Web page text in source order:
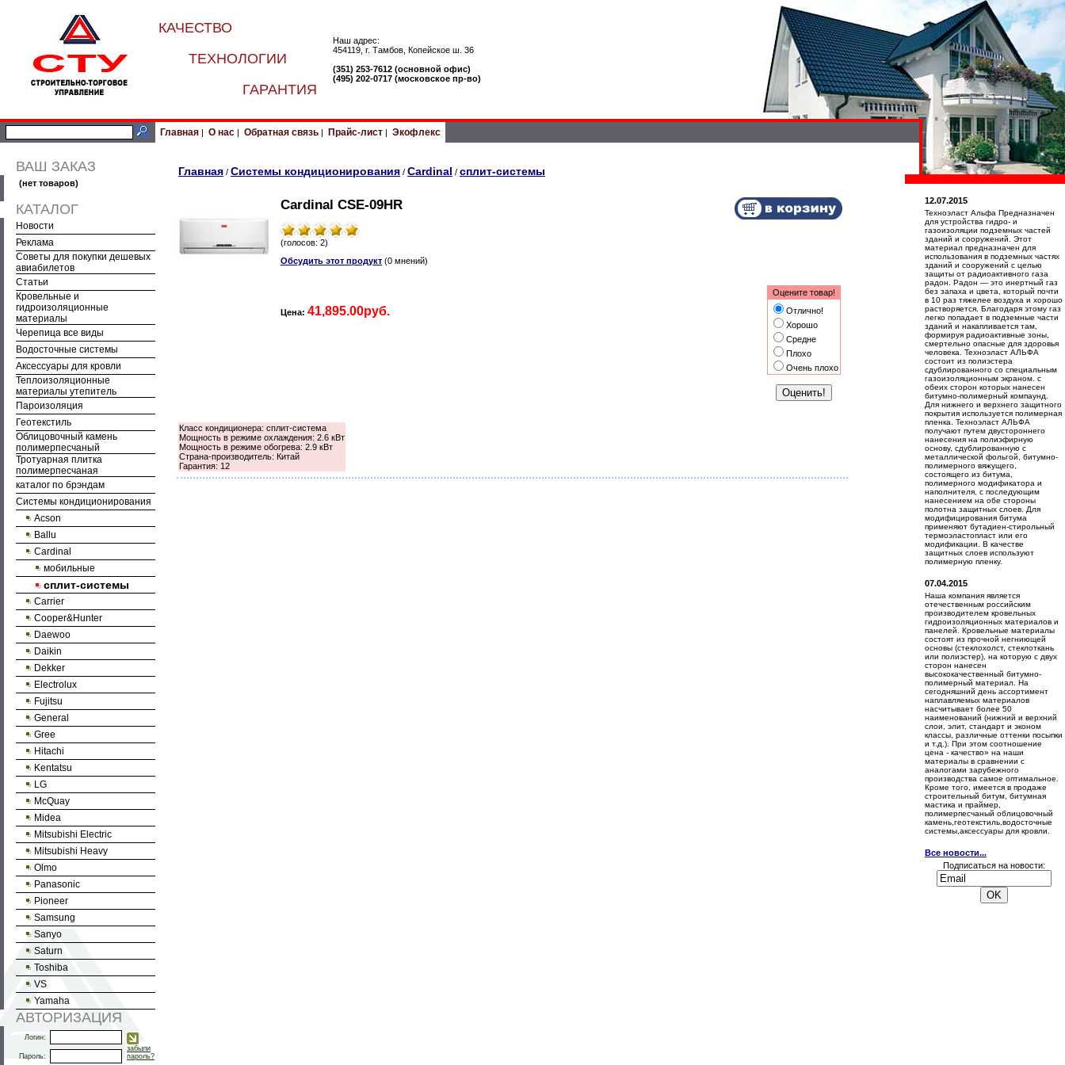
КАЧЕСТВО
ТЕХНОЛОГИИ
ГАРАНТИЯ
Наш адрес:
454119, г. Тамбов, Копейское ш. 36
(351) 253-7612 (основной офис)
(495) 202-0717 (московское пр-во)
Главная | О нас | Обратная связь | Прайс-лист | Экофлекс
ВАШ ЗАКАЗ
(нет товаров)
КАТАЛОГ
Новости
Реклама
Советы для покупки дешевых
авиабилетов
Статьи
Кровельные и
гидроизоляционные
материалы
Черепица все виды
Водосточные системы
Аксессуары для кровли
Теплоизоляционные
материалы утепитель
Пароизоляция
Геотекстиль
Облицовочный камень
полимерпесчаный
Тротуарная плитка
полимерпесчаная
каталог по брэндам
Системы кондиционирования
Acson
Ballu
Cardinal
мобильные
сплит-системы
Carrier
Cooper&Hunter
Daewoo
Daikin
Dekker
Electrolux
Fujitsu
General
Gree
Hitachi
Kentatsu
LG
McQuay
Midea
Mitsubishi Electric
Mitsubishi Heavy
Olmo
Panasonic
Pioneer
Samsung
Sanyo
Saturn
Toshiba
VS
Yamaha
АВТОРИЗАЦИЯ
Логин:
Пароль:
забыли
пароль?
Главная / Системы кондиционирования / Cardinal / сплит-системы
Cardinal CSE-09HR
(голосов: 2)
Обсудить этот продукт (0 мнений)
Цена: 41,895.00руб.
Оцените товар!
Отлично!
Хорошо
Средне
Плохо
Очень плохо
Класс кондиционера: сплит-система
Мощность в режиме охлаждения: 2.6 кВт
Мощность в режиме обогрева: 2.9 кВт
Страна-производитель: Китай
Гарантия: 12
12.07.2015
Техноэласт Альфа Предназначен
для устройства гидро- и
газоизоляции подземных частей
зданий и сооружений. Этот
материал предназначен для
использования в подземных частях
зданий и сооружений с целью
защиты от радиоактивного газа
радон. Радон — это инертный газ
без запаха и цвета, который почти
в 10 раз тяжелее воздуха и хорошо
растворяется. Благодаря этому газ
легко попадает в подземные части
зданий и накапливается там,
формируя радиоактивные зоны,
смертельно опасные для здоровья
человека. Техноэласт АЛЬФА
состоит из полиэстера
сдублированного со специальным
газоизоляционным экраном. с
обеих сторон которых нанесен
битумно-полимерный компаунд.
Для нижнего и верхнего защитного
покрытия используется полимерная
пленка. Техноэласт АЛЬФА
получают путем двустороннего
нанесения на полиэфирную
основу, сдублированную с
металлической фольгой, битумно-
полимерного вяжущего,
состоящего из битума,
полимерного модификатора и
наполнителя, с последующим
нанесением на обе стороны
полотна защитных слоев. Для
модифицирования битума
применяют бутадиен-стирольный
термоэластопласт или его
модификации. В качестве
защитных слоев используют
полимерную пленку.
07.04.2015
Наша компания является
отечественным российским
производителем кровельных
гидроизоляционных материалов и
панелей. Кровельные материалы
состоят из прочной негниющей
основы (стеклохолст, стеклоткань
или полиэстер), на которую с двух
сторон нанесен
высококачественный битумно-
полимерный материал. На
сегодняшний день ассортимент
наплавляемых материалов
насчитывает более 50
наименований (нижний и верхний
слои, элит, стандарт и эконом
классы, различные оттенки посыпки
и т.д.). При этом соотношение
цена - качество» на наши
материалы в сравнении с
аналогами зарубежного
производства самое оптимальное.
Кроме того, имеется в продаже
строительный битум, битумная
мастика и праймер,
полимерпесчаный облицовочный
камень,геотекстиль,водосточные
системы,аксессуары для кровли.
Все новости...
Подписаться на новости: